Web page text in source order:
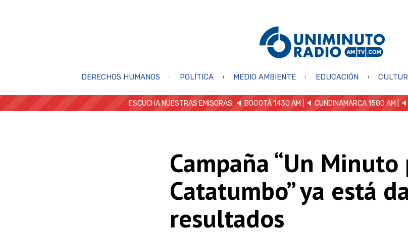
DERECHOS HUMANOS POLÍTICA MEDIO AMBIENTE EDUCACIÓN
ESCUCHA NUESTRAS EMISORAS: 🔈 BOGOTÁ 1430 AM | 🔈 CUNDINAMARCA 1580 AM |
Campaña “Un
Catatumbo” ya está
resultados